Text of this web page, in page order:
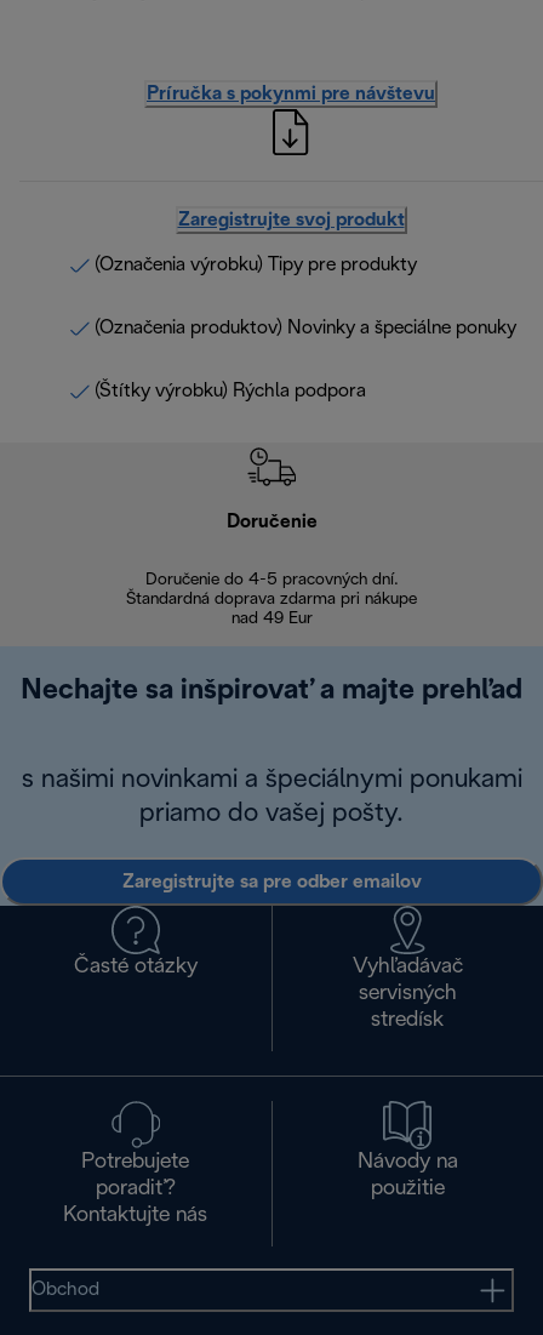
Príručka s pokynmi pre návštevu
Zaregistrujte svoj produkt
(Označenia výrobku) Tipy pre produkty
(Označenia produktov) Novinky a špeciálne ponuky
(Štítky výrobku) Rýchla podpora
Doručenie
Doručenie do 4-5 pracovných dní.
Štandardná doprava zdarma pri nákupe
nad 49 Eur
Nechajte sa inšpirovať a majte prehľad
s našimi novinkami a špeciálnymi ponukami
priamo do vašej pošty.
Zaregistrujte sa pre odber emailov
Časté otázky
Vyhľadávač
servisných
stredísk
Potrebujete
poradiť?
Kontaktujte nás
Návody na
použitie
Obchod